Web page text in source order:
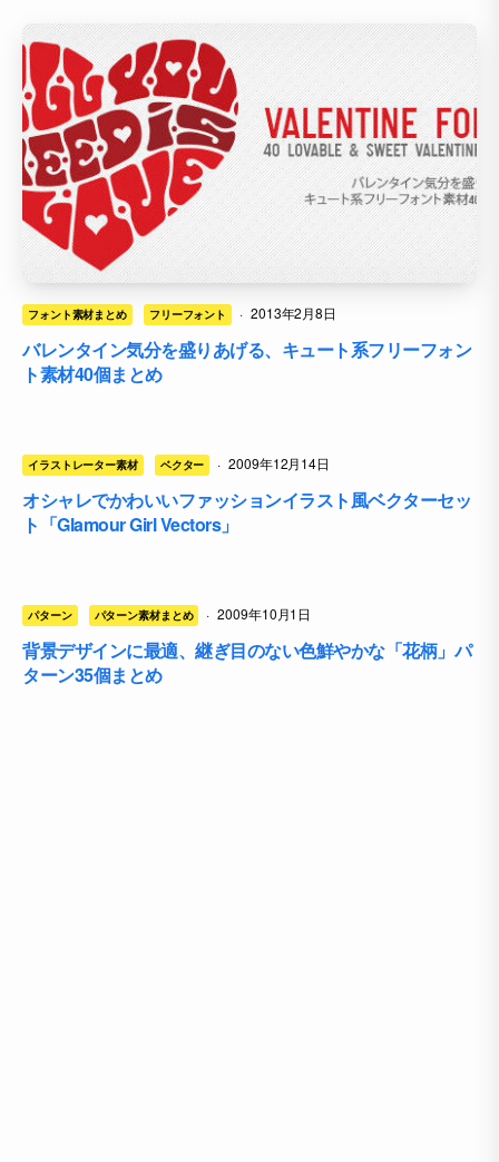
フォント素材まとめ フリーフォント · 2013年2月8日
バレンタイン気分を盛りあげる、キュート系フリーフォン
ト素材40個まとめ
イラストレーター素材 ベクター · 2009年12月14日
オシャレでかわいいファッションイラスト風ベクターセッ
ト「Glamour Girl Vectors」
パターン パターン素材まとめ · 2009年10月1日
背景デザインに最適、継ぎ目のない色鮮やかな「花柄」パ
ターン35個まとめ